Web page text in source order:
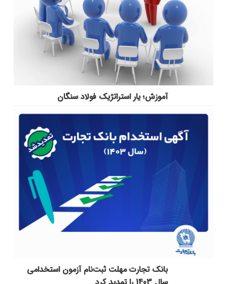
آموزش؛ یار استراتژیک فولاد سنگان
بانک تجارت مهلت ثبت‌نام آزمون استخدامی